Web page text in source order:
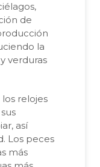
de
la
verduras
relojes
así
Los peces
más